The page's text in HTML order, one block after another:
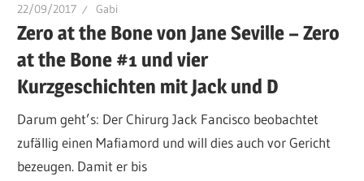
22/09/2017 Gabi
Zero at the Bone von Jane Seville – Zero
at the Bone #1 und vier
Kurzgeschichten mit Jack und D
Darum geht’s: Der Chirurg Jack Fancisco beobachtet
zufällig einen Mafiamord und will dies auch vor Gericht
bezeugen. Damit er bis